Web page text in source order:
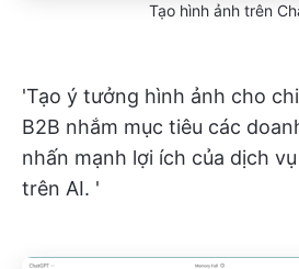
Tạo hình ảnh trên
'Tạo ý tưởng hình ảnh cho
B2B nhắm mục tiêu các
nhấn mạnh lợi ích của dịch
trên AI. '